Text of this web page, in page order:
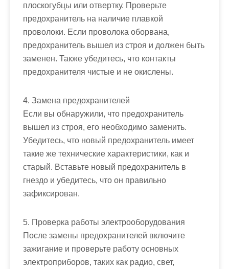
плоскогубцы или отвертку. Проверьте
предохранитель на наличие плавкой
проволоки. Если проволока оборвана,
предохранитель вышел из строя и должен быть
заменен. Также убедитесь, что контакты
предохранителя чистые и не окислены.
4. Замена предохранителей
Если вы обнаружили, что предохранитель
вышел из строя, его необходимо заменить.
Убедитесь, что новый предохранитель имеет
такие же технические характеристики, как и
старый. Вставьте новый предохранитель в
гнездо и убедитесь, что он правильно
зафиксирован.
5. Проверка работы электрооборудования
После замены предохранителей включите
зажигание и проверьте работу основных
электроприборов, таких как радио, свет,